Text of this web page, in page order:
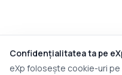
Confidențialitatea ta pe
eXp folosește cookie-uri